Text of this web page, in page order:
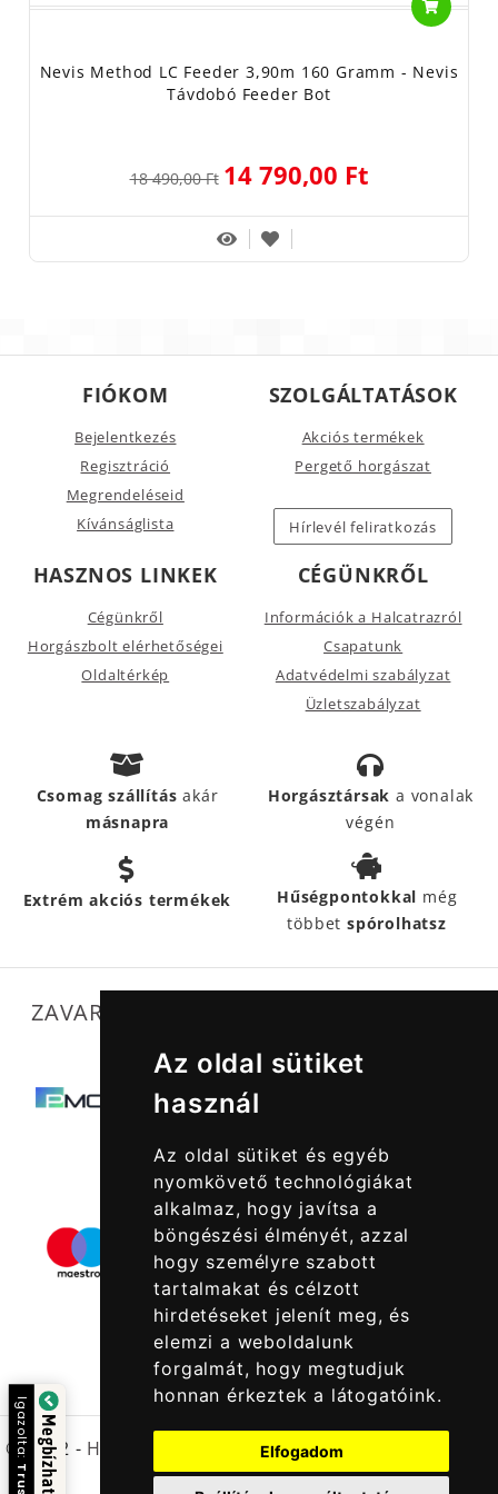
Az oldal sütiket
használ
Az oldal sütiket és egyéb
nyomkövető technológiákat
alkalmaz, hogy javítsa a
böngészési élményét, azzal
hogy személyre szabott
tartalmakat és célzott
hirdetéseket jelenít meg, és
elemzi a weboldalunk
forgalmát, hogy megtudjuk
honnan érkeztek a látogatóink.
Elfogadom
Nevis Method LC Feeder 3,90m 160 Gramm - Nevis
Távdobó Feeder Bot
18 490,00 Ft 14 790,00 Ft
FIÓKOM
Bejelentkezés
Regisztráció
Megrendeléseid
Kívánságlista
SZOLGÁLTATÁSOK
Akciós termékek
Pergető horgászat
Hírlevél feliratkozás
HASZNOS LINKEK
Cégünkről
Horgászbolt elérhetőségei
Oldaltérkép
CÉGÜNKRŐL
Információk a Halcatrazról
Csapatunk
Adatvédelmi szabályzat
Üzletszabályzat
Csomag szállításakár
másnapra
Horgásztársak a vonalak
végén
Extrém akciós termékek Hűségpontokkal még
többetspórolhatsz
ZAVARTALAN MŰKÖDÉSÜNKET SEGÍTIK
© 2022 - Halcatraz Kft.
Igazolta: